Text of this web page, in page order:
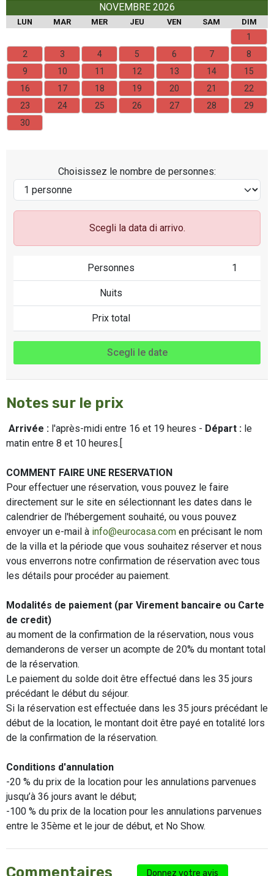
NOVEMBRE 2026
LUN MAR MER JEU VEN SAM DIM
1
2
3 4 5 6 7
8
9
10 11 12 13 14
15
16
17 18 19 20 21
22
23
24 25 26 27 28
29
30
Choisissez le nombre de personnes:
Scegli la data di arrivo.
Personnes 1
Nuits
Prix ​​total
Scegli le date
Notes sur le prix
Arrivée : l'après-midi entre 16 et 19 heures - Départ : le
matin entre 8 et 10 heures.[
COMMENT FAIRE UNE RESERVATION
Pour effectuer une réservation, vous pouvez le faire
directement sur le site en sélectionnant les dates dans le
calendrier de l'hébergement souhaité, ou vous pouvez
envoyer un e-mail à info@eurocasa.com en précisant le nom
de la villa et la période que vous souhaitez réserver et nous
vous enverrons notre confirmation de réservation avec tous
les détails pour procéder au paiement.
Modalités de paiement (par Virement bancaire ou Carte
de credit)
au moment de la confirmation de la réservation, nous vous
demanderons de verser un acompte de 20% du montant total
de la réservation.
Le paiement du solde doit être effectué dans les 35 jours
précédant le début du séjour.
Si la réservation est effectuée dans les 35 jours précédant le
début de la location, le montant doit être payé en totalité lors
de la confirmation de la réservation.
Conditions d'annulation
-20 % du prix de la location pour les annulations parvenues
jusqu’à 36 jours avant le début;
-100 % du prix de la location pour les annulations parvenues
entre le 35ème et le jour de début, et No Show.
Commentaires Donnez votre avis